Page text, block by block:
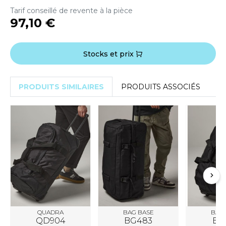
SHIRT
SHIRT
- BLOUSON
HOODS
T'S
SERIE
Tarif conseillé de revente à la pièce
97,10 €
Stocks et prix
PRODUITS SIMILAIRES PRODUITS ASSOCIÉS
QUADRA
QD904
BAG BASE
BG483
BAG